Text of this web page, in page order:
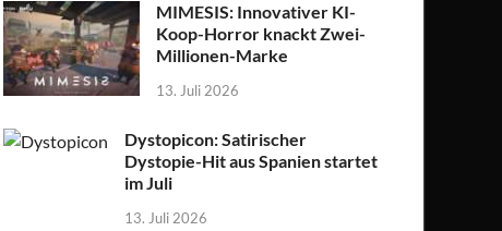
MIMESIS: Innovativer KI-
Koop-Horror knackt Zwei-
Millionen-Marke
13. Juli 2026
Dystopicon: Satirischer
Dystopie-Hit aus Spanien startet
im Juli
13. Juli 2026